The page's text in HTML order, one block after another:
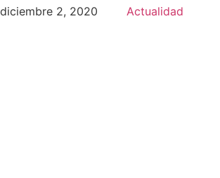
diciembre 2, 2020
Actualidad